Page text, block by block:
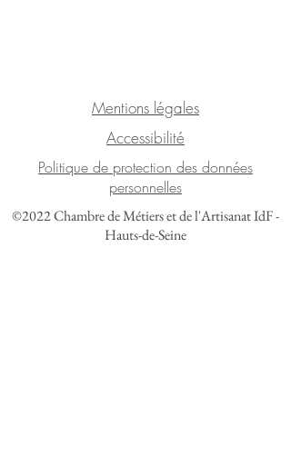
Mentions légales
Accessibilité
Politique de protection des données
personnelles
©2022 Chambre de Métiers et de l'Artisanat IdF -
Hauts-de-Seine